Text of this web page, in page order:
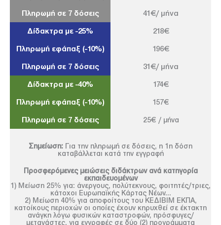
Πληρωμή σε 7 δόσεις 41€/ μήνα
Δίδακτρα με -25% 218€
Πληρωμή εφάπαξ (-10%) 196€
Πληρωμή σε 7 δόσεις 31€/ μήνα
Δίδακτρα με -40% 174€
Πληρωμή εφάπαξ (-10%) 157€
Πληρωμή σε 7 δόσεις 25€ / μήνα
Σημείωση: Για την πληρωμή σε δόσεις, η 1η δόση
καταβάλλεται κατά την εγγραφή
Προσφερόμενες μειώσεις διδάκτρων ανά κατηγορία
εκπαιδευομένων
1) Μείωση 25% για: άνεργους, πολύτεκνους, φοιτητές/τριες,
κάτοχοι Ευρωπαϊκής Κάρτας Νέων...
2) Μείωση 40% για αποφοίτους του ΚΕΔΙΒΙΜ ΕΚΠΑ,
κατοίκους περιοχών οι οποίες έχουν κηρυχθεί σε έκτακτη
ανάγκη λόγω φυσικών καταστροφών, πρόσφυγες/
μετανάστες, για εγγραφές σε δύο (2) προγράμματα